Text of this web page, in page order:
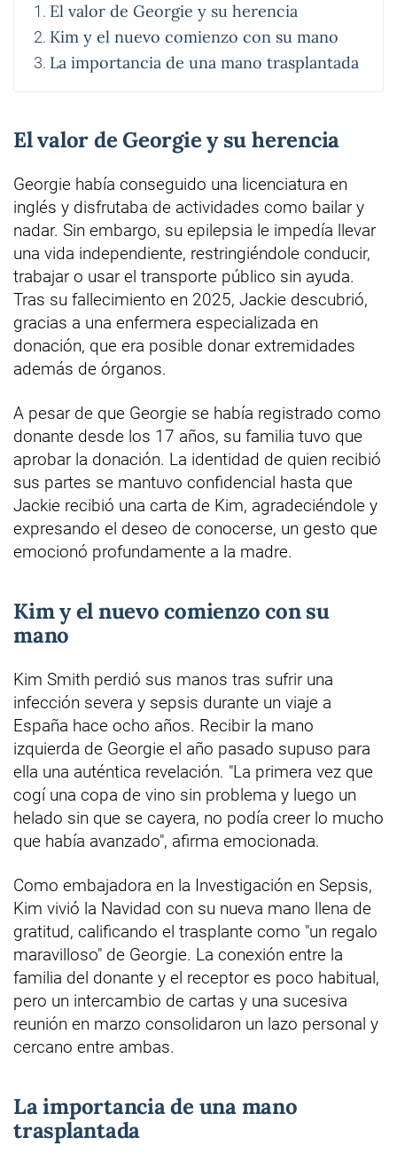
El valor de Georgie y su herencia
Kim y el nuevo comienzo con su mano
La importancia de una mano trasplantada
El valor de Georgie y su herencia
Georgie había conseguido una licenciatura en
inglés y disfrutaba de actividades como bailar y
nadar. Sin embargo, su epilepsia le impedía llevar
una vida independiente, restringiéndole conducir,
trabajar o usar el transporte público sin ayuda.
Tras su fallecimiento en 2025, Jackie descubrió,
gracias a una enfermera especializada en
donación, que era posible donar extremidades
además de órganos.
A pesar de que Georgie se había registrado como
donante desde los 17 años, su familia tuvo que
aprobar la donación. La identidad de quien recibió
sus partes se mantuvo confidencial hasta que
Jackie recibió una carta de Kim, agradeciéndole y
expresando el deseo de conocerse, un gesto que
emocionó profundamente a la madre.
Kim y el nuevo comienzo con su
mano
Kim Smith perdió sus manos tras sufrir una
infección severa y sepsis durante un viaje a
España hace ocho años. Recibir la mano
izquierda de Georgie el año pasado supuso para
ella una auténtica revelación. "La primera vez que
cogí una copa de vino sin problema y luego un
helado sin que se cayera, no podía creer lo mucho
que había avanzado", afirma emocionada.
Como embajadora en la Investigación en Sepsis,
Kim vivió la Navidad con su nueva mano llena de
gratitud, calificando el trasplante como "un regalo
maravilloso" de Georgie. La conexión entre la
familia del donante y el receptor es poco habitual,
pero un intercambio de cartas y una sucesiva
reunión en marzo consolidaron un lazo personal y
cercano entre ambas.
La importancia de una mano
trasplantada